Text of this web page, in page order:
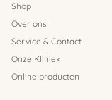
Shop
Over ons
Service & Contact
Onze Kliniek
Online producten